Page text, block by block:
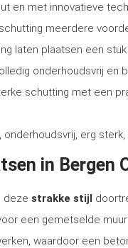
en met innovatieve
meerdere
laten plaatsen een
onderhoudsvrij
schutting met een
erg sterk,
in Bergen
deze strakke stijl
een gemetselde
waardoor een